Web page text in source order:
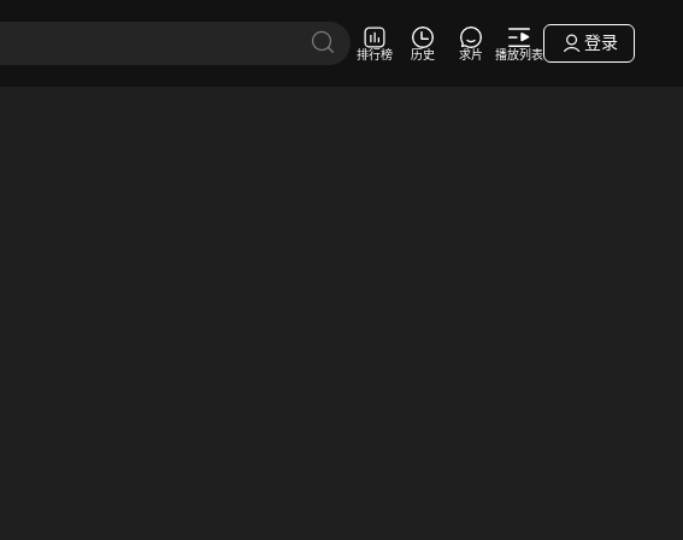
排行榜 历史 求片 播放列表
登录